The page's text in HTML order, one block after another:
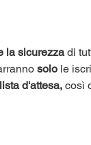
la sicurezza di
solo le
lista d'attesa, così